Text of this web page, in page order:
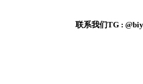
联系我们TG :